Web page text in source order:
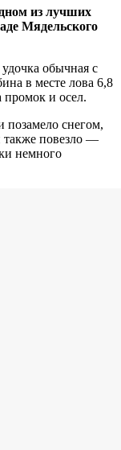
из лучших
Мядельского
обычная с
в месте лова 6,8
и осел.
позамело снегом,
также повезло —
немного